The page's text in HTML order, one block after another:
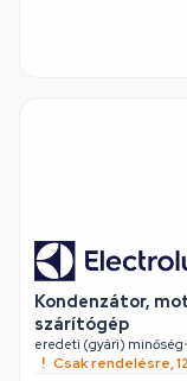
Kondenzátor,
szárítógép
eredeti (gyári) minőség•
Csak rendelésre,